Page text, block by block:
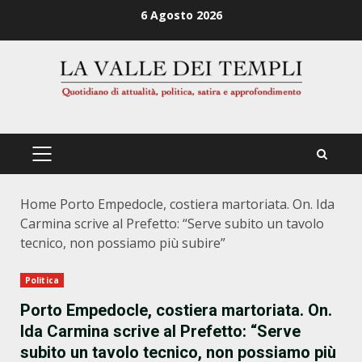
6 Agosto 2026
PRIMÄRES
Home Porto Empedocle, costiera martoriata. On. Ida
Carmina scrive al Prefetto: “Serve subito un tavolo
tecnico, non possiamo più subire”
Politica
Porto Empedocle, costiera martoriata. On.
Ida Carmina scrive al Prefetto: “Serve
subito un tavolo tecnico, non possiamo più